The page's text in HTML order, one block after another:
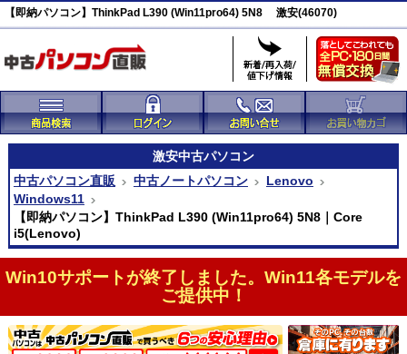
【即納パソコン】ThinkPad L390 (Win11pro64) 5N8 激安(46070)
激安中古パソコン
中古パソコン直販
中古ノートパソコン
Lenovo
Windows11
【即納パソコン】ThinkPad L390 (Win11pro64) 5N8｜Core
i5(Lenovo)
Win10サポートが終了しました。Win11各モデルを
ご提供中！